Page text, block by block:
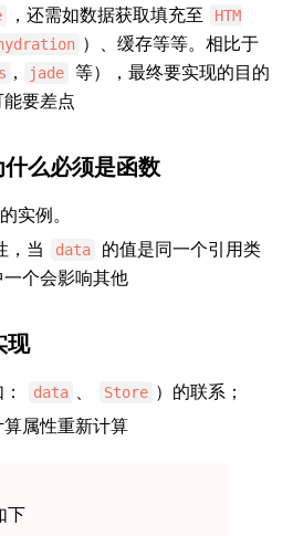
，还需如数据获取填充至
HTM
）、缓存等等。相比于
, jade
等），最终要实现的目的
要差点
什么必须是函数
的实例。
，当 data
的值是同一个引用类
个会影响其他
现
data Store ）的联系；
属性重新计算
下